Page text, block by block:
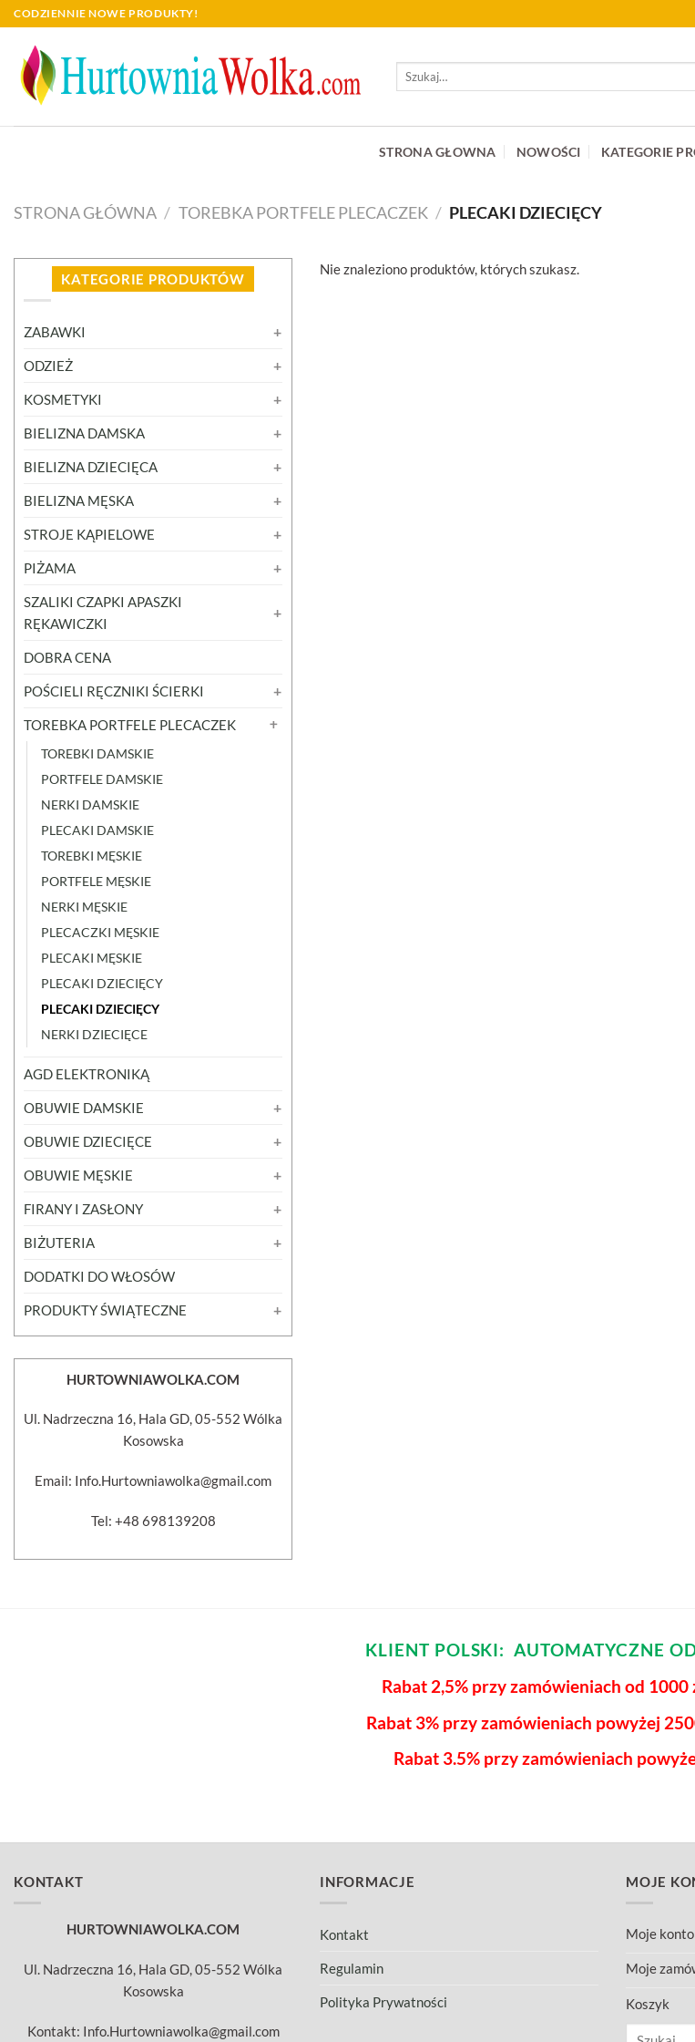
Skip
to
content
CODZIENNIE NOWE PRODUKTY!
Szukaj:
STRONA GŁOWNA NOWOŚCI KATEGORIE
STRONA GŁÓWNA / TOREBKA PORTFELE PLECACZEK / PLECAKI DZIECIĘCY
KATEGORIE PRODUKTÓW
ZABAWKI
ODZIEŻ
KOSMETYKI
BIELIZNA DAMSKA
BIELIZNA DZIECIĘCA
BIELIZNA MĘSKA
STROJE KĄPIELOWE
PIŻAMA
SZALIKI CZAPKI APASZKI
RĘKAWICZKI
DOBRA CENA
POŚCIELI RĘCZNIKI ŚCIERKI
TOREBKA PORTFELE PLECACZEK
TOREBKI DAMSKIE
PORTFELE DAMSKIE
NERKI DAMSKIE
PLECAKI DAMSKIE
TOREBKI MĘSKIE
PORTFELE MĘSKIE
NERKI MĘSKIE
PLECACZKI MĘSKIE
PLECAKI MĘSKIE
PLECAKI DZIECIĘCY
PLECAKI DZIECIĘCY
NERKI DZIECIĘCE
AGD ELEKTRONIKĄ
OBUWIE DAMSKIE
OBUWIE DZIECIĘCE
OBUWIE MĘSKIE
FIRANY I ZASŁONY
BIŻUTERIA
DODATKI DO WŁOSÓW
PRODUKTY ŚWIĄTECZNE
HURTOWNIAWOLKA.COM
Ul. Nadrzeczna 16, Hala GD, 05-552 Wólka
Kosowska
Email: Info.Hurtowniawolka@gmail.com
Tel: +48 698139208
Nie znaleziono produktów, których szukasz.
KLIENT POLSKI: AUTOMATYCZNE
Rabat 2,5% przy zamówieniach od 1000
Rabat 3% przy zamówieniach powyżej
Rabat 3.5% przy zamówieniach
KONTAKT
HURTOWNIAWOLKA.COM
Ul. Nadrzeczna 16, Hala GD, 05-552 Wólka
Kosowska
Kontakt: Info.Hurtowniawolka@gmail.com
INFORMACJE
Kontakt
Regulamin
Polityka Prywatności
MOJE
Moje konto
Moje
Koszyk